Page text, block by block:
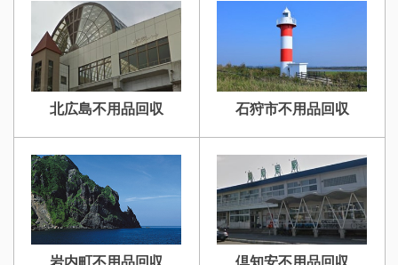
北広島不用品回収 石狩市不用品回収
岩内町不用品回収 倶知安不用品回収